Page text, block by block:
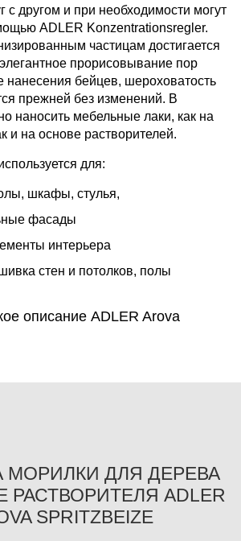
с другом и при необходимости могут
ADLER Konzentrationsregler.
частицам достигается
прорисовывание пор
нанесения бейцев, шероховатость
прежней без изменений. В
наносить мебельные лаки, как на
и на основе растворителей.
для:
шкафы, стулья,
фасады
интерьера
стен и потолков, полы
описание ADLER Arova
МОРИЛКИ ДЛЯ ДЕРЕВА
ADLER
SPRITZBEIZE